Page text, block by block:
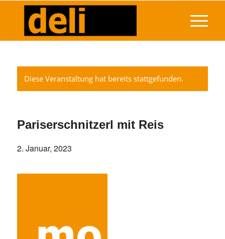
Diese Veranstaltung hat bereits stattgefunden.
Pariserschnitzerl mit Reis
2. Januar, 2023